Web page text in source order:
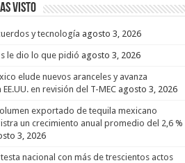
Visto
y tecnología agosto 3, 2026
le dio lo que pidió agosto 3, 2026
elude nuevos aranceles y avanza
EE.UU. en revisión del T-MEC agosto 3, 2026
exportado de tequila mexicano
un crecimiento anual promedio del 2,6 %
3, 2026
nacional con más de trescientos actos